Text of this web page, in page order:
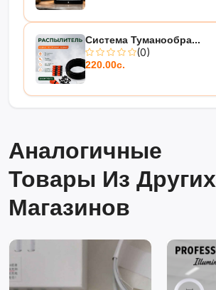
Система Туманообра...
(0)
220.00с.
Аналогичные
Товары Из Других
Магазинов